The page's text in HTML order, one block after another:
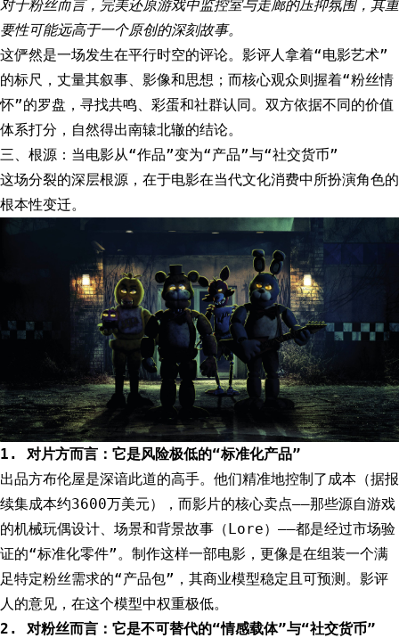
对于粉丝而言，完美还原游戏中监控室与走廊的压抑氛围，其重
要性可能远高于一个原创的深刻故事。
这俨然是一场发生在平行时空的评论。影评人拿着“电影艺术”
的标尺，丈量其叙事、影像和思想；而核心观众则握着“粉丝情
怀”的罗盘，寻找共鸣、彩蛋和社群认同。双方依据不同的价值
体系打分，自然得出南辕北辙的结论。
三、根源：当电影从“作品”变为“产品”与“社交货币”
这场分裂的深层根源，在于电影在当代文化消费中所扮演角色的
根本性变迁。
1. 对片方而言：它是风险极低的“标准化产品”
出品方布伦屋是深谙此道的高手。他们精准地控制了成本（据报
续集成本约3600万美元），而影片的核心卖点——那些源自游戏
的机械玩偶设计、场景和背景故事（Lore）——都是经过市场验
证的“标准化零件”。制作这样一部电影，更像是在组装一个满
足特定粉丝需求的“产品包”，其商业模型稳定且可预测。影评
人的意见，在这个模型中权重极低。
2. 对粉丝而言：它是不可替代的“情感载体”与“社交货币”